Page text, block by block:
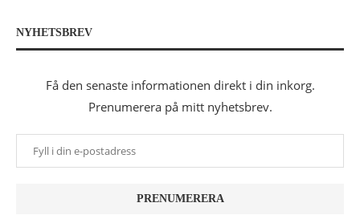
NYHETSBREV
Få den senaste informationen direkt i din inkorg.
Prenumerera på mitt nyhetsbrev.